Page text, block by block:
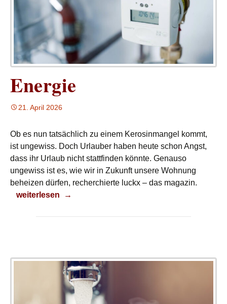
Energie
21. April 2026
Ob es nun tatsächlich zu einem Kerosinmangel kommt,
ist ungewiss. Doch Urlauber haben heute schon Angst,
dass ihr Urlaub nicht stattfinden könnte. Genauso
ungewiss ist es, wie wir in Zukunft unsere Wohnung
beheizen dürfen, recherchierte luckx – das magazin.
Energie
weiterlesen →